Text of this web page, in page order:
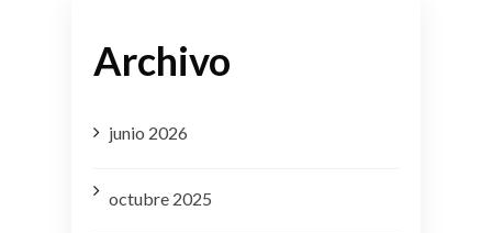
Archivo
junio 2026
octubre 2025